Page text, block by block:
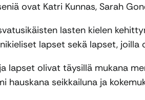
ovat Katri Kunnas, Sarah
lasten kielen
lapset sekä lapset, joilla
lapset olivat täysillä mukana
hauskana seikkailuna ja